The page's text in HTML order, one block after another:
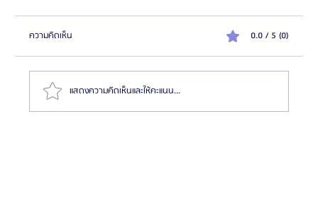
ความคิดเห็น 0.0 / 5 (0)
แสดงความคิดเห็นและให้คะแนน...